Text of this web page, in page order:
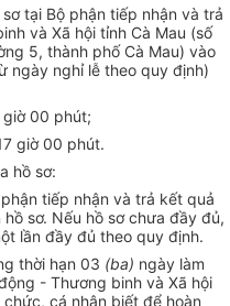
tại Bộ phận tiếp nhận và trả
và Xã hội tỉnh Cà Mau (số
5, thành phố Cà Mau) vào
ngày nghỉ lễ theo quy định)
giờ 00 phút;
giờ 00 phút.
hồ sơ:
tiếp nhận và trả kết quả
sơ. Nếu hồ sơ chưa đầy đủ,
lần đầy đủ theo quy định.
thời hạn 03 (ba) ngày làm
- Thương binh và Xã hội
chức, cá nhân biết để hoàn